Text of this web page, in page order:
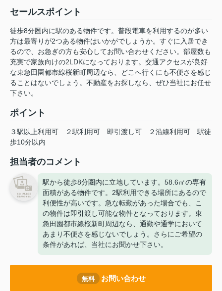
セールスポイント
徒歩8分圏内に駅のある物件です。普段電車を利用するのが多い
方は最寄りが2つある物件はいかがでしょうか。すぐに入居でき
るので、お急ぎの方も安心してお問い合わせください。部屋数も
充実で家族向けの2LDKになっております。交通アクセスが良好
な東急田園都市線桜新町周辺なら、どこへ行くにも不便さを感じ
ることはないでしょう。不動産をお探しなら、ぜひ当社にお任せ
下さい。
ポイント
３駅以上利用可 ２駅利用可 即引渡し可 ２沿線利用可
駅徒
歩10分以内
担当者のコメント
駅から徒歩8分圏内に立地しています。58.6㎡の専有
面積がある物件です。2駅利用できる場所にあるので
利便性が高いです。急な転勤があった場合でも、こ
の物件は即引渡し可能な物件となっております。東
急田園都市線桜新町周辺なら、通勤や通学において
あまり不便さを感じないでしょう。さらにご希望の
条件があれば、当社にお聞かせ下さい。
無料 お問い合わせ